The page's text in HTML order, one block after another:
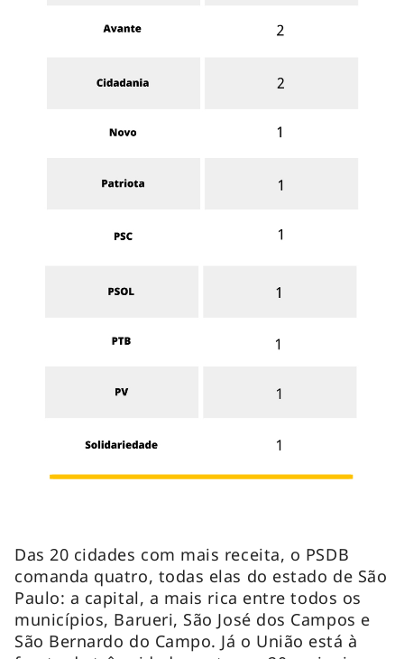
Das 20 cidades com mais receita, o PSDB
comanda quatro, todas elas do estado de São
Paulo: a capital, a mais rica entre todos os
municípios, Barueri, São José dos Campos e
São Bernardo do Campo. Já o União está à